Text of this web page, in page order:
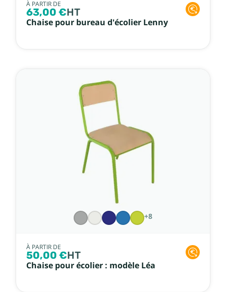
À PARTIR DE
63,00 €HT
Chaise pour bureau d'écolier Lenny
+8
À PARTIR DE
50,00 €HT
Chaise pour écolier : modèle Léa